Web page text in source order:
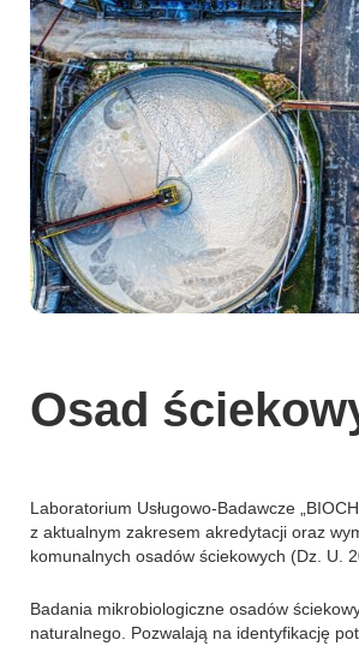
Osad
Laboratorium Usługowo-Badawcze
z aktualnym zakresem akredytacji oraz
komunalnych osadów ściekowych (Dz. U.
Badania mikrobiologiczne osadów
naturalnego. Pozwalają na identyfikację